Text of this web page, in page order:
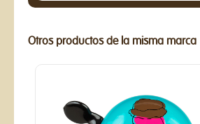
Otros productos de la misma marca